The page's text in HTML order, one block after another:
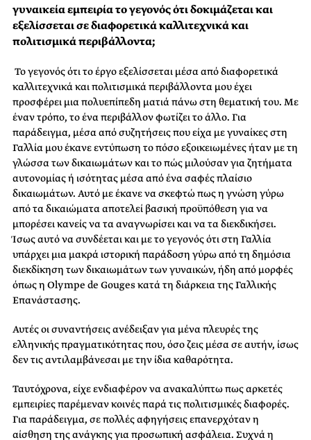
γυναικεία εμπειρία το γεγονός ότι δοκιμάζεται και
εξελίσσεται σε διαφορετικά καλλιτεχνικά και
πολιτισμικά περιβάλλοντα;
Το γεγονός ότι το έργο εξελίσσεται μέσα από διαφορετικά
καλλιτεχνικά και πολιτισμικά περιβάλλοντα μου έχει
προσφέρει μια πολυεπίπεδη ματιά πάνω στη θεματική του. Με
έναν τρόπο, το ένα περιβάλλον φωτίζει το άλλο. Για
παράδειγμα, μέσα από συζητήσεις που είχα με γυναίκες στη
Γαλλία μου έκανε εντύπωση το πόσο εξοικειωμένες ήταν με τη
γλώσσα των δικαιωμάτων και το πώς μιλούσαν για ζητήματα
αυτονομίας ή ισότητας μέσα από ένα σαφές πλαίσιο
δικαιωμάτων. Αυτό με έκανε να σκεφτώ πως η γνώση γύρω
από τα δικαιώματα αποτελεί βασική προϋπόθεση για να
μπορέσει κανείς να τα αναγνωρίσει και να τα διεκδικήσει.
Ίσως αυτό να συνδέεται και με το γεγονός ότι στη Γαλλία
υπάρχει μια μακρά ιστορική παράδοση γύρω από τη δημόσια
διεκδίκηση των δικαιωμάτων των γυναικών, ήδη από μορφές
όπως η Olympe de Gouges κατά τη διάρκεια της Γαλλικής
Επανάστασης.
Αυτές οι συναντήσεις ανέδειξαν για μένα πλευρές της
ελληνικής πραγματικότητας που, όσο ζεις μέσα σε αυτήν, ίσως
δεν τις αντιλαμβάνεσαι με την ίδια καθαρότητα.
Ταυτόχρονα, είχε ενδιαφέρον να ανακαλύπτω πως αρκετές
εμπειρίες παρέμεναν κοινές παρά τις πολιτισμικές διαφορές.
Για παράδειγμα, σε πολλές αφηγήσεις επανερχόταν η
αίσθηση της ανάγκης για προσωπική ασφάλεια. Συχνά η